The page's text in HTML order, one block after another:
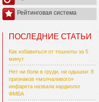
Рейтинговая система
ПОСЛЕДНИЕ СТАТЬИ
Как избавиться от тошноты за 5
минут
Нет ни боли в груди, ни одышки: 8
признаков «молчаливого»
инфаркта назвала кардиолог
ФМБА